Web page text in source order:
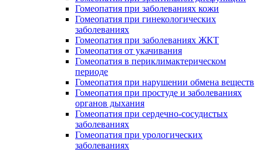
Гомеопатия при заболеваниях кожи
Гомеопатия при гинекологических
заболеваниях
Гомеопатия при заболеваниях ЖКТ
Гомеопатия от укачивания
Гомеопатия в периклимактерическом
периоде
Гомеопатия при нарушении обмена веществ
Гомеопатия при простуде и заболеваниях
органов дыхания
Гомеопатия при сердечно-сосудистых
заболеваниях
Гомеопатия при урологических
заболеваниях